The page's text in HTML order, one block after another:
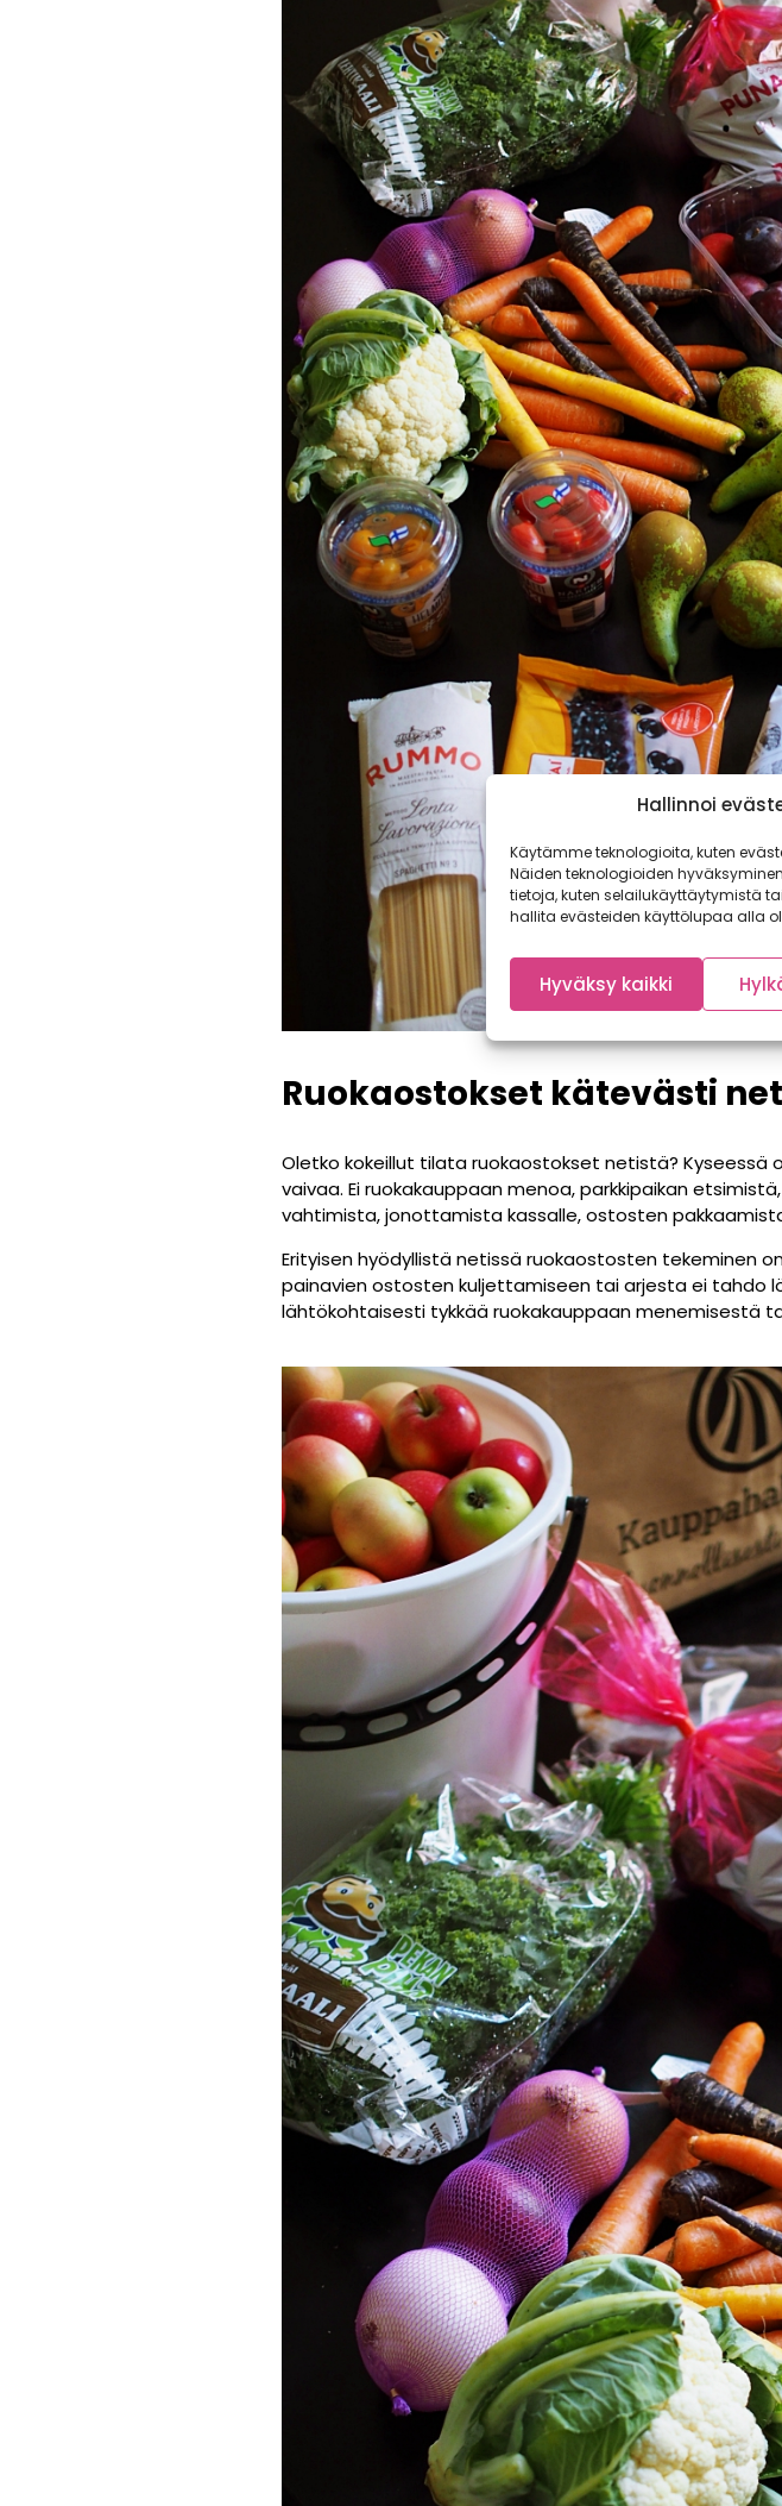
Hallinnoi
Käytämme teknologioita, kuten
Näiden teknologioiden
tietoja, kuten selailukäyttäytymistä
hallita evästeiden käyttölupaa alla
Hyväksy kaikki
Ruokaostokset kätevästi
Oletko kokeillut tilata ruokaostokset netistä?
vaivaa. Ei ruokakauppaan menoa, parkkipaikan
vahtimista, jonottamista kassalle, ostosten
Erityisen hyödyllistä netissä ruokaostosten tekeminen
painavien ostosten kuljettamiseen tai arjesta ei tahdo
lähtökohtaisesti tykkää ruokakauppaan menemisestä